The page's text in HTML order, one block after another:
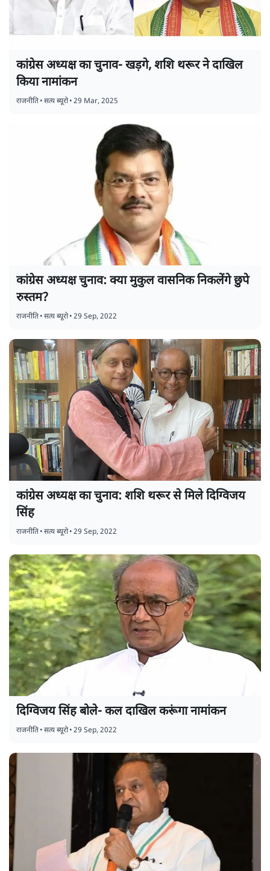
कांग्रेस अध्यक्ष का चुनाव- खड़गे, शशि थरूर ने दाखिल
किया नामांकन
राजनीति•सत्य ब्यूरो•29 Mar, 2025
कांग्रेस अध्यक्ष चुनाव: क्या मुकुल वासनिक निकलेंगे छुपे
रुस्तम?
राजनीति•सत्य ब्यूरो•29 Sep, 2022
कांग्रेस अध्यक्ष का चुनाव: शशि थरूर से मिले दिग्विजय
सिंह
राजनीति•सत्य ब्यूरो•29 Sep, 2022
दिग्विजय सिंह बोले- कल दाखिल करूंगा नामांकन
राजनीति•सत्य ब्यूरो•29 Sep, 2022